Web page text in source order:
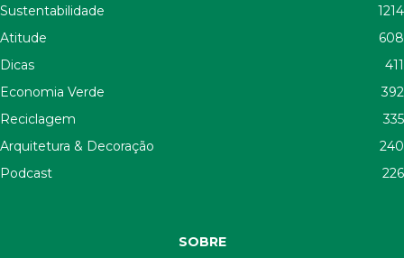
Sustentabilidade
1214
Atitude
608
Dicas
411
Economia Verde
392
Reciclagem
335
Arquitetura & Decoração
240
Podcast
226
SOBRE